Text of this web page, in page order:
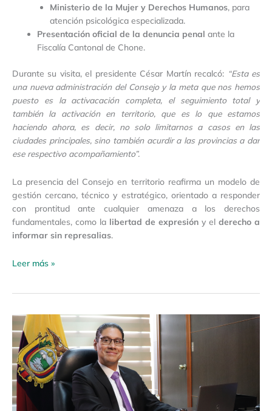
Ministerio de la Mujer y Derechos Humanos, para
atención psicológica especializada.
Presentación oficial de la denuncia penal ante la
Fiscalía Cantonal de Chone.
Durante su visita, el presidente César Martín recalcó: “Esta es
una nueva administración del Consejo y la meta que nos hemos
puesto es la activacación completa, el seguimiento total y
también la activación en territorio, que es lo que estamos
haciendo ahora, es decir, no solo limitarnos a casos en las
ciudades principales, sino también acurdir a las provincias a dar
ese respectivo acompañamiento”.
La presencia del Consejo en territorio reafirma un modelo de
gestión cercano, técnico y estratégico, orientado a responder
con prontitud ante cualquier amenaza a los derechos
fundamentales, como la libertad de expresión y el derecho a
informar sin represalias.
Leer más »
César
Antonio
Martín
Moreno
asume
la
Presidencia